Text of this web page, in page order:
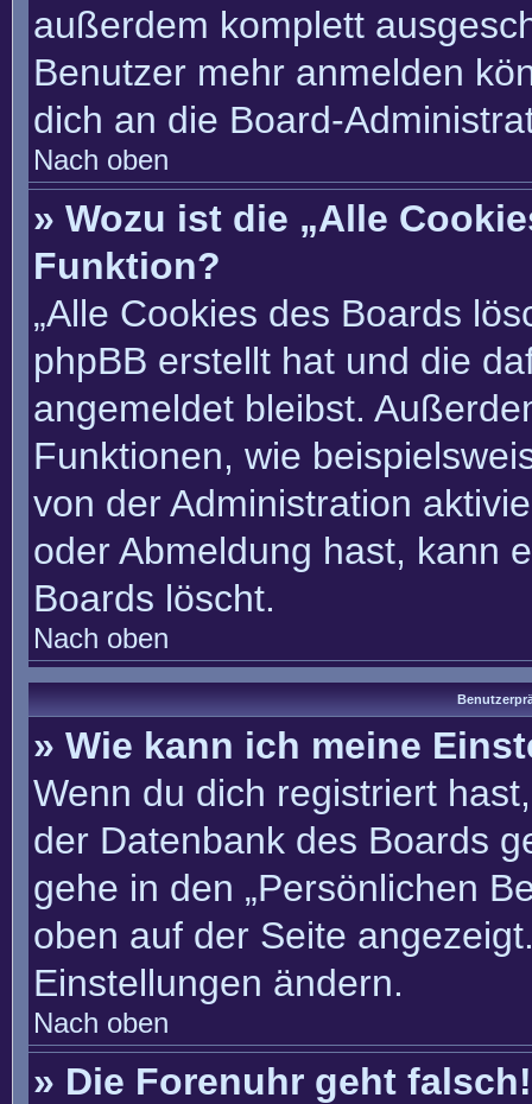
außerdem komplett
Benutzer mehr anmelden
dich an die Board-
Nach oben
» Wozu ist die „Alle
Funktion?
„Alle Cookies des Boards
phpBB erstellt hat und die
angemeldet bleibst.
Funktionen, wie
von der Administration
oder Abmeldung hast, kann
Boards löscht.
Nach oben
» Wie kann ich meine
Wenn du dich registriert
der Datenbank des Boards
gehe in den „Persönlichen
oben auf der Seite
Einstellungen ändern.
Nach oben
» Die Forenuhr geht falsch!